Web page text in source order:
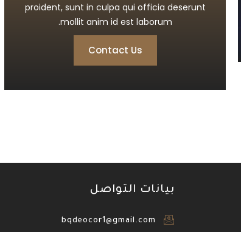
proident, sunt in culpa qui officia deserunt
mollit anim id est laborum.
Contact Us
بيانات التواصل
bqdeocor1@gmail.com